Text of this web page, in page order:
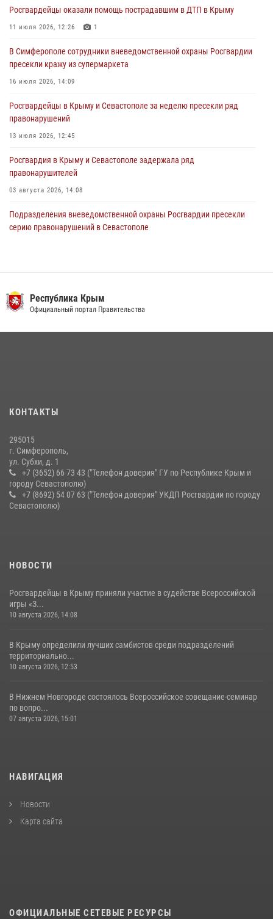
В Симферополе сотрудники Росгвардии задержали нетрезвого
мужчину
Росгвардия в Крыму и Севастополе задержала ряд
правонарушителей
Росгвардейцы оказали помощь пострадавшим в ДТП в Крыму
11 июля 2026, 12:26 1
В Симферополе сотрудники вневедомственной охраны Росгвардии
пресекли кражу из супермаркета
16 июля 2026, 14:09
Росгвардейцы в Крыму и Севастополе за неделю пресекли ряд
правонарушений
13 июля 2026, 12:45
Росгвардия в Крыму и Севастополе задержала ряд
правонарушителей
03 августа 2026, 14:08
Подразделения вневедомственной охраны Росгвардии пресекли
серию правонарушений в Севастополе
Росгвардейцы Крыма и Севастополя отметили День Крещения Руси
14 июля 2026, 13:46
Республика Крым
Официальный портал Правительства
КОНТАКТЫ
295015
г. Симферополь,
ул. Субхи, д. 1
+7 (3652) 66 73 43 ("Телефон доверия" ГУ по Республике Крым и
городу Севастополю)
+7 (8692) 54 07 63 ("Телефон доверия" УКДП Росгвардии по городу
Севастополю)
НОВОСТИ
Росгвардейцы в Крыму приняли участие в судействе Всероссийской
игры «З...
10 августа 2026, 14:08
В Крыму определили лучших самбистов среди подразделений
территориально...
10 августа 2026, 12:53
В Нижнем Новгороде состоялось Всероссийское совещание-семинар
по вопро...
07 августа 2026, 15:01
НАВИГАЦИЯ
Новости
Карта сайта
ОФИЦИАЛЬНЫЕ СЕТЕВЫЕ РЕСУРСЫ